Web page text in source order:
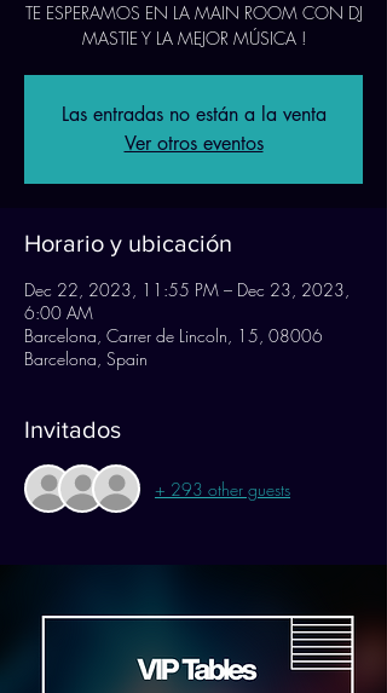
TE ESPERAMOS EN LA MAIN ROOM CON DJ
Las entradas no están a la venta
Ver otros eventos
Horario y ubicación
Dec 22, 2023, 11:55 PM – Dec 23, 2023,
6:00 AM
Barcelona, Carrer de Lincoln, 15, 08006
Barcelona, Spain
Invitados
+ 293 other guests